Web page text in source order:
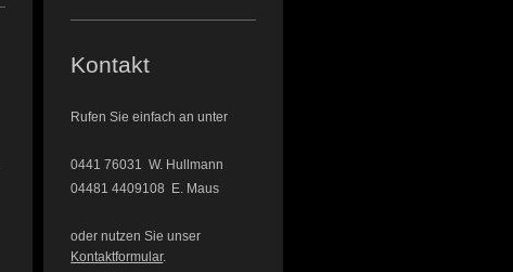
Kontakt
Rufen Sie einfach an unter
0441 76031 W. Hullmann
04481 4409108 E. Maus
oder nutzen Sie unser
Kontaktformular.